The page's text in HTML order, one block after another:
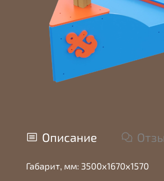
Описание
Габарит, мм: 3500х1670х1570